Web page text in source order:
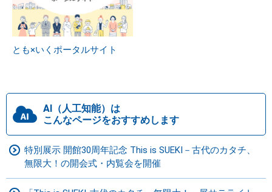
とも×いくポータルサイト
AI（人工知能）は
こんなページをおすすめします
特別展示 開館30周年記念 This is SUEKI－古代のカタチ、
無限大！の開会式・内覧会を開催